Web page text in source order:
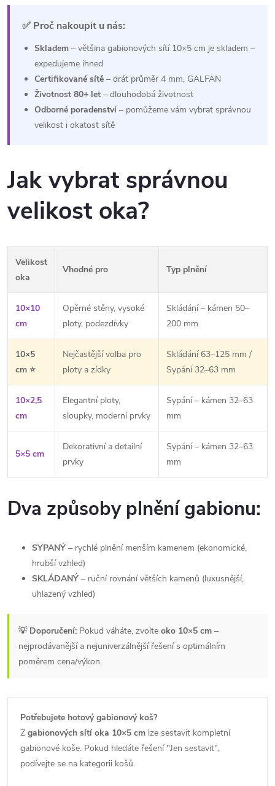
d
k
y
ý
p
i
s
u
á
✅ Proč nakoupit u nás:
Skladem – většina gabionových sítí 10×5 cm je skladem –
expedujeme ihned
Certifikované sítě – drát průměr 4 mm, GALFAN
Životnost 80+ let – dlouhodobá životnost
Odborné poradenství – pomůžeme vám vybrat správnou
velikost i okatost sítě
Jak vybrat správnou
velikost oka?
Velikost
oka
Vhodné pro Typ plnění
10×10
cm
Opěrné stěny, vysoké
ploty, podezdívky
Skládání – kámen 50–
200 mm
10×5
cm ⭐
Nejčastější volba pro
ploty a zídky
Skládání 63–125 mm /
Sypání 32–63 mm
10×2,5
cm
Elegantní ploty,
sloupky, moderní prvky
Sypání – kámen 32–63
mm
5×5 cm
Dekorativní a detailní
prvky
Sypání – kámen 32–63
mm
Dva způsoby plnění gabionu:
SYPANÝ – rychlé plnění menším kamenem (ekonomické,
hrubší vzhled)
SKLÁDANÝ – ruční rovnání větších kamenů (luxusnější,
uhlazený vzhled)
💡 Doporučení: Pokud váháte, zvolte oko 10×5 cm –
nejprodávanější a nejuniverzálnější řešení s optimálním
poměrem cena/výkon.
Potřebujete hotový gabionový koš?
Z gabionových sítí oka 10×5 cm lze sestavit kompletní
gabionové koše. Pokud hledáte řešení "Jen sestavit",
podívejte se na kategorii košů.